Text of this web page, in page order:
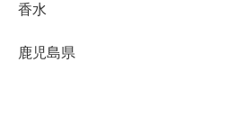
香水
鹿児島県